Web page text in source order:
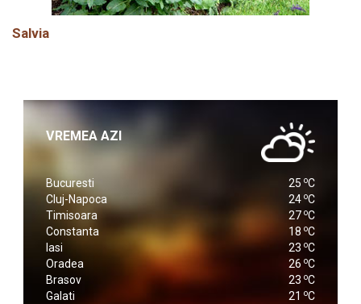
Salvia
VREMEA AZI
Bucuresti 25 oC
Cluj-Napoca
24 oC
Timisoara
27 oC
Constanta
18 oC
Iasi
23 oC
Oradea
26 oC
Brasov
23 oC
Galati
21 oC